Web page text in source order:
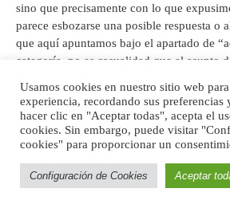
sino que precisamente con lo que
parece esbozarse una posible respuesta o
que aquí apuntamos bajo el apartado de
categoría, no es casualidad que el asunto
una creación técnica irresponsable e
terminado por abarcar todo el globo. Parte
del arte no es solamente aquello
regularmente con ese apelativo, sino más
trabajo mismo sobre la escritura, tal como
decidido emprender aquí. Se propone este
Usamos cookies en nuestro sitio web
experiencia, recordando sus preferencias
hacer clic en "Aceptar todas", acepta el
cookies. Sin embargo, puede visitar
cookies" para proporcionar un
Configuración de Cookies Aceptar